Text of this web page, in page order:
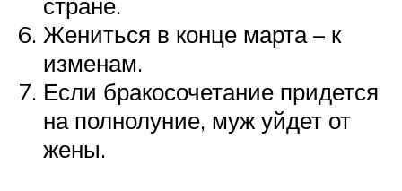
Жениться в конце марта – к
изменам.
Если бракосочетание придется
на полнолуние, муж уйдет от
жены.